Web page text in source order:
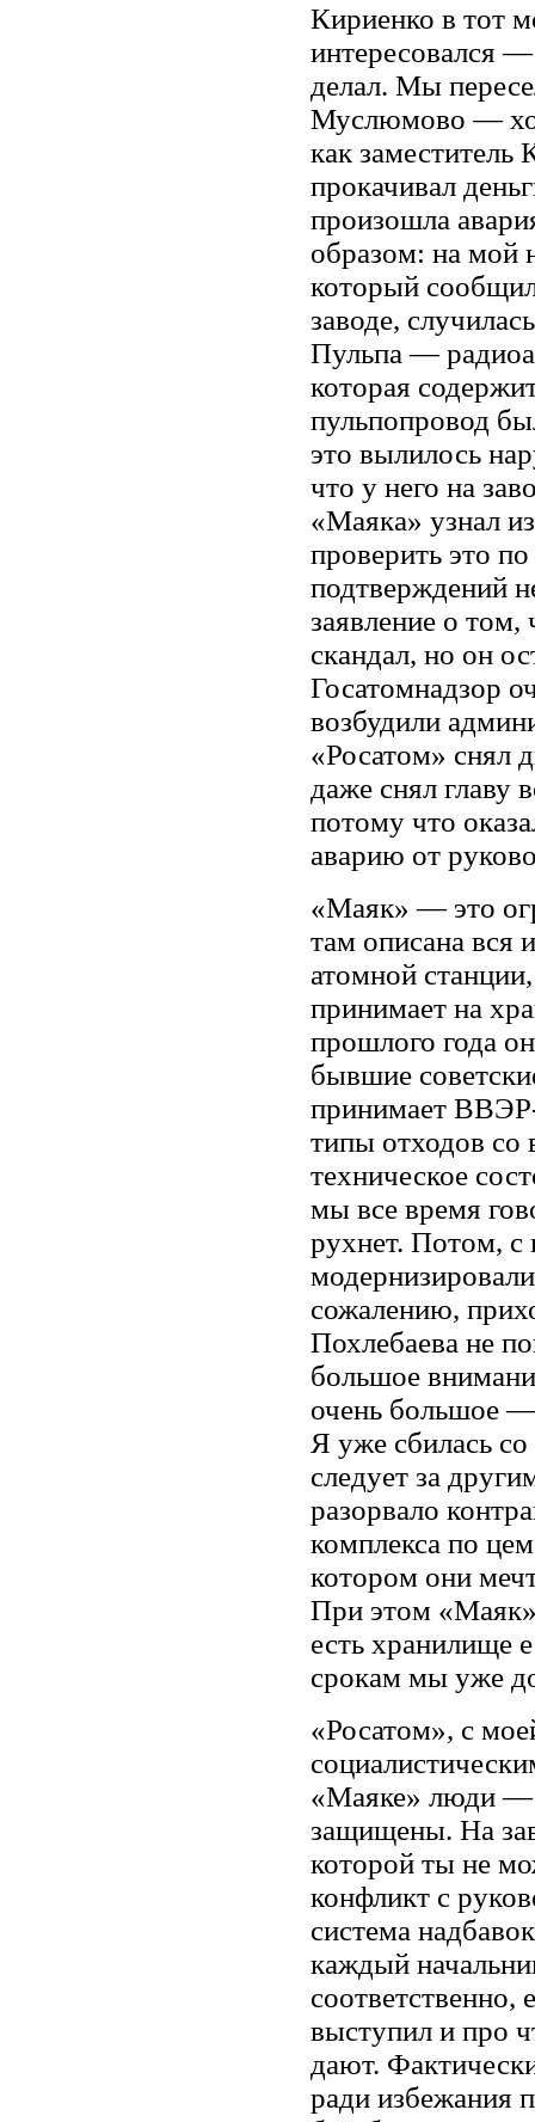
Кириенко в тот
интересовался
делал. Мы
Муслюмово —
как
прокачивал
произошла
образом: на мой
который
заводе,
Пульпа —
которая
пульпопровод
это вылилось
что у него на
«Маяка» узнал
проверить это
подтверждений
заявление о
скандал, но он
Госатомнадзор
возбудили
«Росатом» снял
даже снял главу
потому что
аварию от
«Маяк» — это
там описана вся
атомной
принимает на
прошлого года
бывшие
принимает
типы отходов со
техническое
мы все время
рухнет. Потом, с
сожалению,
Похлебаева не
большое
очень большое
Я уже сбилась
следует за
разорвало
комплекса по
котором они
При этом
есть хранилище
срокам мы уже
«Росатом», с
«Маяке» люди —
защищены. На
которой ты не
конфликт с
система
каждый
соответственно,
выступил и про
дают.
ради избежания